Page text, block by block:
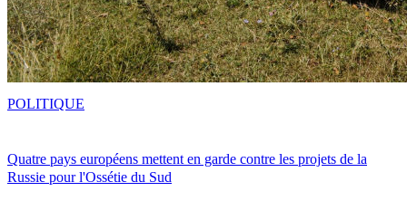
Quatre pays européens mettent en garde contre les projets de la
Russie pour l'Ossétie du Sud
POLITIQUE